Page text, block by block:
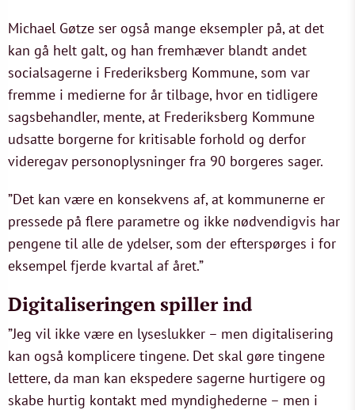
Michael Gøtze ser også mange eksempler på, at det
kan gå helt galt, og han fremhæver blandt andet
socialsagerne i Frederiksberg Kommune, som var
fremme i medierne for år tilbage, hvor en tidligere
sagsbehandler, mente, at Frederiksberg Kommune
udsatte borgerne for kritisable forhold og derfor
videregav personoplysninger fra 90 borgeres sager.
”Det kan være en konsekvens af, at kommunerne er
pressede på flere parametre og ikke nødvendigvis har
pengene til alle de ydelser, som der efterspørges i for
eksempel fjerde kvartal af året.”
Digitaliseringen spiller ind
”Jeg vil ikke være en lyseslukker – men digitalisering
kan også komplicere tingene. Det skal gøre tingene
lettere, da man kan ekspedere sagerne hurtigere og
skabe hurtig kontakt med myndighederne – men i